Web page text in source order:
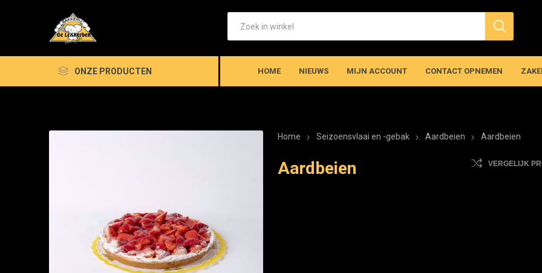
ONZE PRODUCTEN HOME NIEUWS MIJN ACCOUNT CONTACT OPNEMEN
Home Seizoensvlaai en -gebak Aardbeien Aardbeien
Aardbeien VERGELIJK